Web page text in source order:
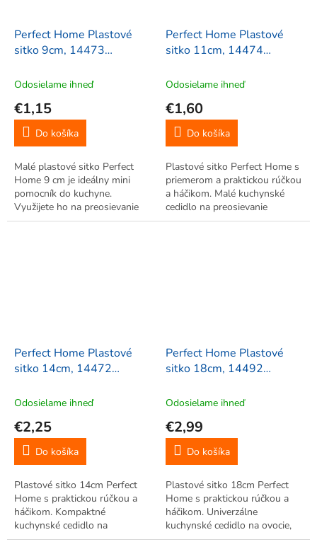
Perfect Home Plastové
sitko 9cm, 14473
Odosielame ihneď
€1,15
Do košíka
Malé plastové sitko Perfect
Home 9 cm je ideálny mini
pomocník do kuchyne.
Využijete ho na preosievanie
múky, práškového cukru alebo
Perfect Home Plastové
sitko 11cm, 14474
Odosielame ihneď
€1,60
Do košíka
Plastové sitko Perfect Home s
priemerom a praktickou rúčkou
a háčikom. Malé kuchynské
cedidlo na preosievanie
korenín, umývanie bobúľ či
Perfect Home Plastové
sitko 14cm, 14472
Odosielame ihneď
€2,25
Do košíka
Plastové sitko 14cm Perfect
Home s praktickou rúčkou a
háčikom. Kompaktné
kuchynské cedidlo na
preosievanie múky, umývanie
Perfect Home Plastové
sitko 18cm, 14492
Odosielame ihneď
€2,99
Do košíka
Plastové sitko 18cm Perfect
Home s praktickou rúčkou a
háčikom. Univerzálne
kuchynské cedidlo na ovocie,
zeleninu či preosievanie múky.